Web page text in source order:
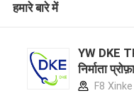
हमारे बारे में
YW DKE
निर्माता
F8